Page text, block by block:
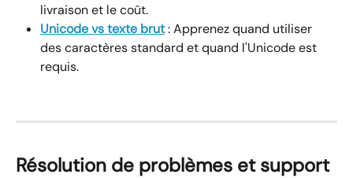
livraison et le coût.
Unicode vs texte brut : Apprenez quand utiliser
des caractères standard et quand l'Unicode est
requis.
Résolution de problèmes et support